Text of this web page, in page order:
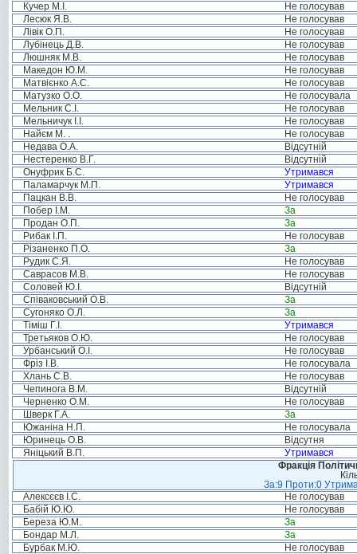
Кучер М.І.
Не голосував
Лесюк Я.В.
Не голосував
Лівік О.П.
Не голосував
Лубінець Д.В.
Не голосував
Люшняк М.В.
Не голосував
Македон Ю.М.
Не голосував
Матвієнко А.С.
Не голосував
Матузко О.О.
Не голосувала
Мельник С.І.
Не голосував
Мельничук І.І.
Не голосував
Найєм М. .
Не голосував
Недава О.А.
Відсутній
Нестеренко В.Г.
Відсутній
Онуфрик Б.С.
Утримався
Паламарчук М.П.
Утримався
Пацкан В.В.
Не голосував
Побер І.М.
За
Продан О.П.
За
Рибак І.П.
Не голосував
Різаненко П.О.
За
Рудик С.Я.
Не голосував
Саврасов М.В.
Не голосував
Соловей Ю.І.
Відсутній
Співаковський О.В.
За
Сугоняко О.Л.
За
Тіміш Г.І.
Утримався
Третьяков О.Ю.
Не голосував
Урбанський О.І.
Не голосував
Фріз І.В.
Не голосувала
Хлань С.В.
Не голосував
Чепинога В.М.
Відсутній
Черненко О.М.
Не голосував
Шверк Г.А.
За
Южаніна Н.П.
Не голосувала
Юринець О.В.
Відсутня
Яніцький В.П.
Утримався
Фракція
За:9 Проти:0
Алексєєв І.С.
Не голосував
Бабій Ю.Ю.
Не голосував
Береза Ю.М.
За
Бондар М.Л.
За
Бурбак М.Ю.
Не голосував